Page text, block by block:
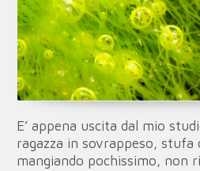
E’ appena uscita dal mio
ragazza in sovrappeso,
mangiando pochissimo, non